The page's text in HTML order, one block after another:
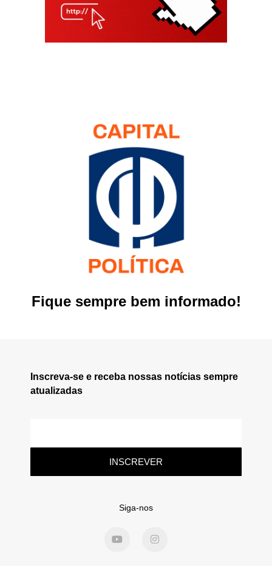
Fique sempre bem informado!
Inscreva-se e receba nossas notícias sempre
atualizadas
INSCREVER
Siga-nos